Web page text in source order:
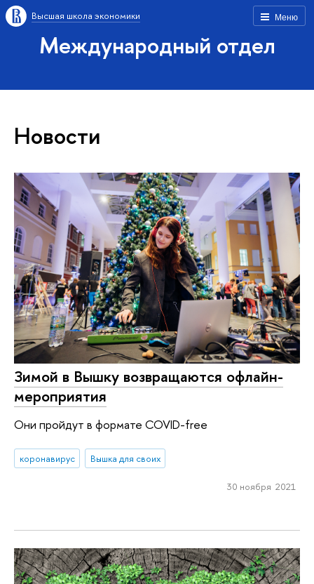
Меню
Высшая школа экономики
Международный отдел
Новости
Зимой в Вышку возвращаются офлайн-
мероприятия
Они пройдут в формате COVID-free
коронавирус Вышка для своих
30 ноября 2021